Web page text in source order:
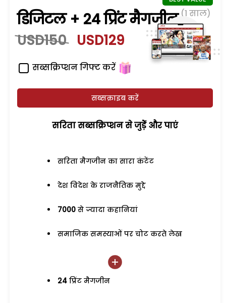
डिजिटल + 24 प्रिंट मैगजीन (1 साल)
USD150 USD129
सब्सक्रिप्शन गिफ्ट करें
सब्सक्राइब करें
सरिता सब्सक्रिप्शन से जुड़ेें और पाएं
सरिता मैगजीन का सारा कंटेंट
देश विदेश के राजनैतिक मुद्दे
7000 से ज्यादा कहानियां
समाजिक समस्याओं पर चोट करते लेख
24 प्रिंट मैगजीन